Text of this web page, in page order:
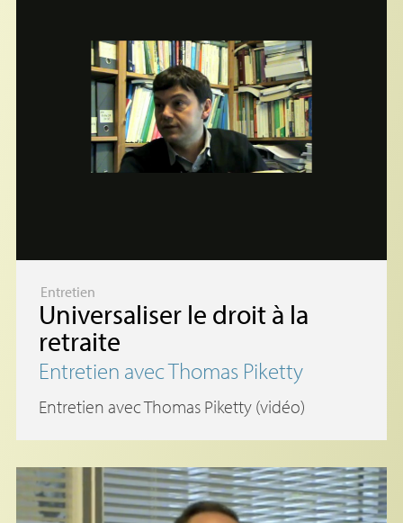
Entretien
Universaliser le droit à la
retraite
Entretien avec Thomas Piketty
Entretien avec Thomas Piketty (vidéo)